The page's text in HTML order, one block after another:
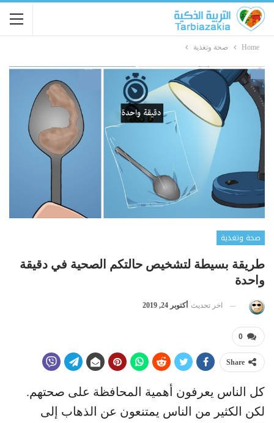
Home صحة وتغذية
صحة وتغذية
طريقة بسيطة لتشخيص حالتكم الصحية في دقيقة
واحدة
اخر تحديث أكتوبر 24, 2019
0
Share
كل الناس يعرفون أهمية المحافظة على صحتهم.
لكن الكثير من الناس يمتنعون عن الذهاب إلى